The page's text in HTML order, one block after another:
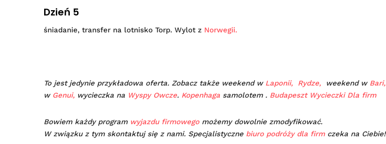
Dzień 5
śniadanie, transfer na lotnisko Torp. Wylot z Norwegii.
To jest jedynie przykładowa oferta. Zobacz także weekend w Laponii, Rydze, weekend w Bari,
w Genui, wycieczka na Wyspy Owcze. Kopenhaga samolotem . Budapeszt Wycieczki Dla firm
Bowiem każdy program wyjazdu firmowegomożemy dowolnie zmodyfikować.
W związku z tym skontaktuj się z nami. Specjalistyczne biuro podróży dla firmczeka na Ciebie!